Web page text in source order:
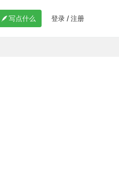
 写点什么 登录 / 注册